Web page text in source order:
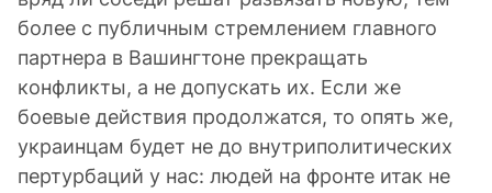
более с публичным стремлением главного
партнера в Вашингтоне прекращать
конфликты, а не допускать их. Если же
боевые действия продолжатся, то опять же,
украинцам будет не до внутриполитических
пертурбаций у нас: людей на фронте итак не